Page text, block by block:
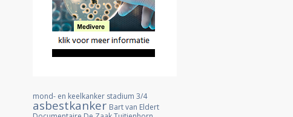
mond- en keelkanker stadium 3/4
asbestkanker Bart van Eldert